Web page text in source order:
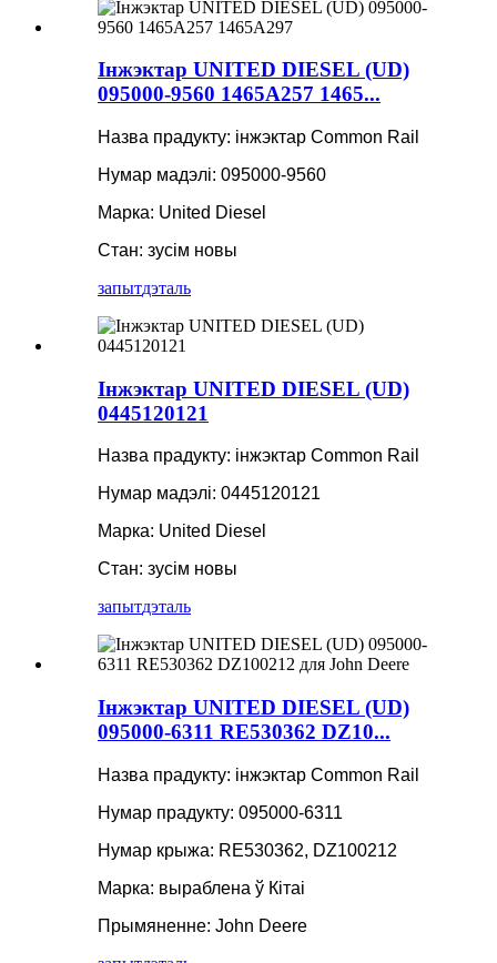
Інжэктар UNITED DIESEL (UD)
095000-9560 1465A257 1465...
Назва прадукту: інжэктар Common Rail
Нумар мадэлі: 095000-9560
Марка: United Diesel
Стан: зусім новы
запытдэталь
Інжэктар UNITED DIESEL (UD)
0445120121
Назва прадукту: інжэктар Common Rail
Нумар мадэлі: 0445120121
Марка: United Diesel
Стан: зусім новы
запытдэталь
Інжэктар UNITED DIESEL (UD)
095000-6311 RE530362 DZ10...
Назва прадукту: інжэктар Common Rail
Нумар прадукту: 095000-6311
Нумар крыжа: RE530362, DZ100212
Марка: выраблена ў Кітаі
Прымяненне: John Deere